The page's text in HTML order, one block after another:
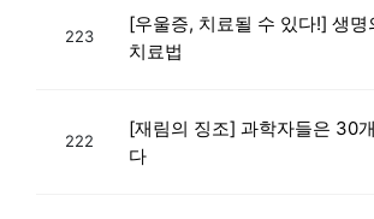
223
[우울증, 치료될 수 있다!] 생
치료법
222
[재림의 징조] 과학자들은 30
다